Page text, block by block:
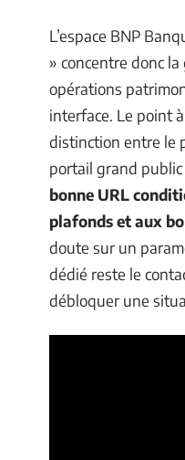
L’espace BNP
» concentre donc
opérations
interface. Le point
distinction entre le
portail grand public
bonne URL
plafonds et aux
doute sur un
dédié reste le
débloquer une